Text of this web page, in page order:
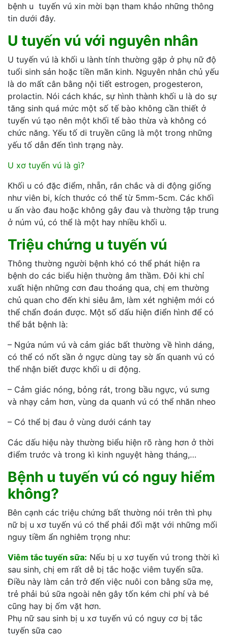
bệnh u tuyến vú xin mời bạn tham khảo những thông
tin dưới đây.
U tuyến vú với nguyên nhân
U tuyến vú là khối u lành tính thường gặp ở phụ nữ độ
tuổi sinh sản hoặc tiền mãn kinh. Nguyên nhân chủ yếu
là do mất cân bằng nội tiết estrogen, progesteron,
prolactin. Nói cách khác, sự hình thành khối u là do sự
tăng sinh quá mức một số tế bào không cần thiết ở
tuyến vú tạo nên một khối tế bào thừa và không có
chức năng. Yếu tố di truyền cũng là một trong những
yếu tố dẫn đến tình trạng này.
U xơ tuyến vú là gì?
Khối u có đặc điểm, nhẵn, rắn chắc và di động giống
như viên bi, kích thước có thể từ 5mm-5cm. Các khối
u ấn vào đau hoặc không gây đau và thường tập trung
ở núm vú, có thể là một hay nhiều khối u.
Triệu chứng u tuyến vú
Thông thường người bệnh khó có thể phát hiện ra
bệnh do các biểu hiện thường âm thầm. Đôi khi chỉ
xuất hiện những cơn đau thoáng qua, chị em thường
chủ quan cho đến khi siêu âm, làm xét nghiệm mới có
thể chẩn đoán được. Một số dấu hiện điển hình để có
thể bắt bệnh là:
– Ngứa núm vú và cảm giác bất thường về hình dáng,
có thể có nốt sần ở ngực dùng tay sờ ấn quanh vú có
thể nhận biết được khối u di động.
– Cảm giác nóng, bỏng rát, trong bầu ngực, vú sưng
và nhạy cảm hơn, vùng da quanh vú có thể nhăn nheo
– Có thể bị đau ở vùng dưới cánh tay
Các dấu hiệu này thường biểu hiện rõ ràng hơn ở thời
điểm trước và trong kì kinh nguyệt hàng tháng,…
Bệnh u tuyến vú có nguy hiểm
không?
Bên cạnh các triệu chứng bất thường nói trên thì phụ
nữ bị u xơ tuyến vú có thể phải đối mặt với những mối
nguy tiềm ẩn nghiêm trọng như:
Viêm tắc tuyến sữa: Nếu bị u xơ tuyến vú trong thời kì
sau sinh, chị em rất dễ bị tắc hoặc viêm tuyến sữa.
Điều này làm cản trở đến việc nuôi con bằng sữa mẹ,
trẻ phải bú sữa ngoài nên gây tốn kém chi phí và bé
cũng hay bị ốm vặt hơn.
Phụ nữ sau sinh bị u xơ tuyến vú có nguy cơ bị tắc
tuyến sữa cao